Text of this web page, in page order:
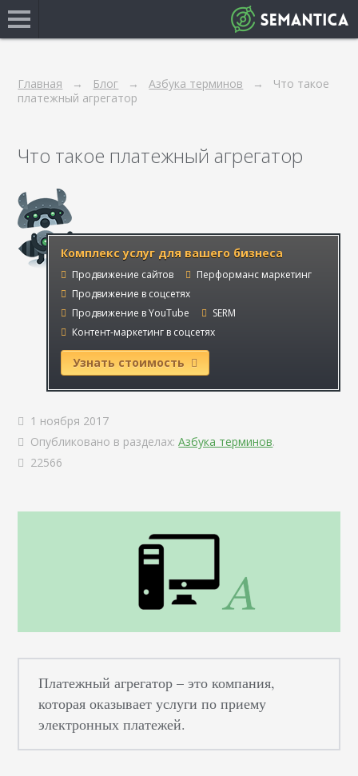
Главная Блог Азбука терминов
Что такое
платежный агрегатор
Что такое платежный агрегатор
Комплекс услуг для вашего бизнеса
Продвижение сайтов
Перформанс маркетинг
Продвижение в соцсетях
Продвижение в YouTube
SERM
Контент-маркетинг в соцсетях
Узнать стоимость
1 ноября 2017
Опубликовано в разделах: Азбука терминов.
22566
Платежный агрегатор – это компания,
которая оказывает услуги по приему
электронных платежей.